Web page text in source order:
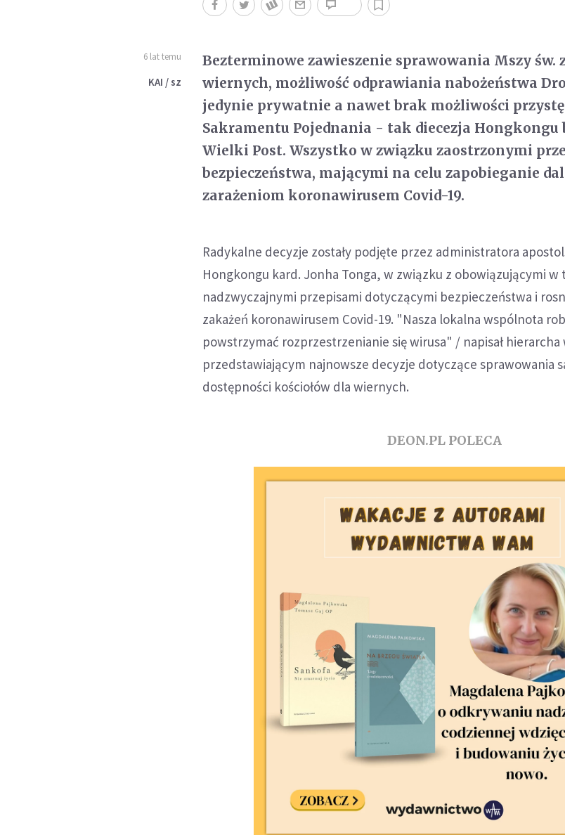
6 lat temu
KAI / sz
Bezterminowe zawieszenie sprawowania Mszy św.
wiernych, możliwość odprawiania nabożeństwa
jedynie prywatnie a nawet brak możliwości
Sakramentu Pojednania - tak diecezja Hongkongu
Wielki Post. Wszystko w związku zaostrzonymi
bezpieczeństwa, mającymi na celu zapobieganie
zarażeniom koronawirusem Covid-19.
Radykalne decyzje zostały podjęte przez administratora
Hongkongu kard. Jonha Tonga, w związku z obowiązującymi w
nadzwyczajnymi przepisami dotyczącymi bezpieczeństwa i
zakażeń koronawirusem Covid-19. "Nasza lokalna wspólnota
powstrzymać rozprzestrzenianie się wirusa" / napisał
przedstawiającym najnowsze decyzje dotyczące sprawowania
dostępności kościołów dla wiernych.
DEON.PL POLECA